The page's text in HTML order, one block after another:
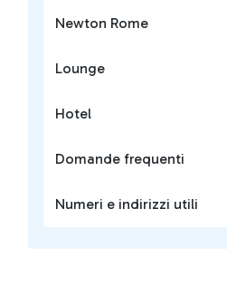
Newton Rome
Lounge
Hotel
Domande frequenti
Numeri e indirizzi utili